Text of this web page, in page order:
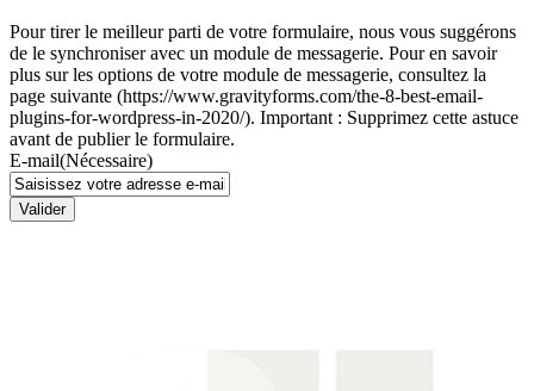
Pour tirer le meilleur parti de votre formulaire, nous vous suggérons
de le synchroniser avec un module de messagerie. Pour en savoir
plus sur les options de votre module de messagerie, consultez la
page suivante (https://www.gravityforms.com/the-8-best-email-
plugins-for-wordpress-in-2020/). Important : Supprimez cette astuce
avant de publier le formulaire.
E-mail(Nécessaire)
Valider